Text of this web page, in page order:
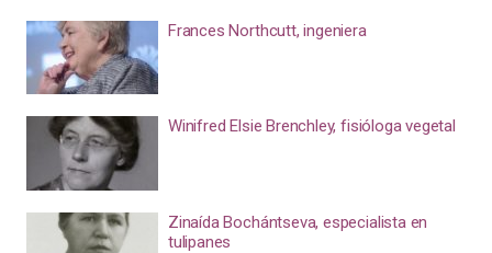
Frances Northcutt, ingeniera
Winifred Elsie Brenchley, fisióloga vegetal
Zinaída Bochántseva, especialista en
tulipanes